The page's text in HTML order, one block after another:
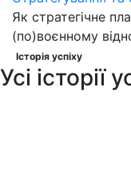
Як стратегічне
(по)воєнному
Історія успіху
Усі історії